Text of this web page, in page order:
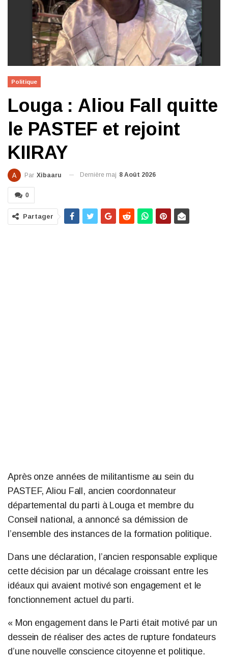
Politique
Louga : Aliou Fall quitte
le PASTEF et rejoint
KIIRAY
Par Xibaaru Dernière maj 8 Août 2026
0
Partager
Après onze années de militantisme au sein du
PASTEF, Aliou Fall, ancien coordonnateur
départemental du parti à Louga et membre du
Conseil national, a annoncé sa démission de
l’ensemble des instances de la formation politique.
Dans une déclaration, l’ancien responsable explique
cette décision par un décalage croissant entre les
idéaux qui avaient motivé son engagement et le
fonctionnement actuel du parti.
« Mon engagement dans le Parti était motivé par un
dessein de réaliser des actes de rupture fondateurs
d’une nouvelle conscience citoyenne et politique.